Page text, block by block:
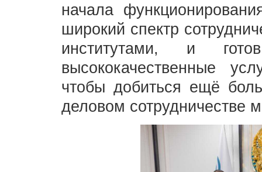
начала
широкий спектр
институтами, и
высококачественные
чтобы добиться ещё
деловом сотрудничестве